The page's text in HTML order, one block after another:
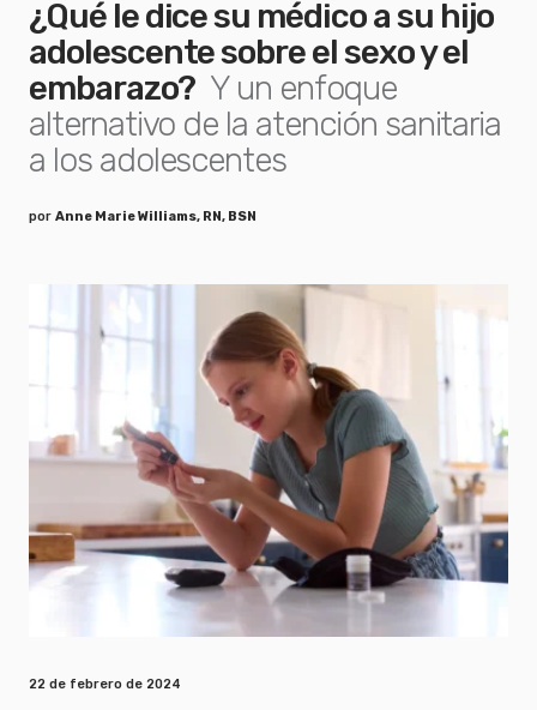
¿Qué le dice su médico a su hijo
adolescente sobre el sexo y el
embarazo? Y un enfoque
alternativo de la atención sanitaria
a los adolescentes
por Anne Marie Williams, RN, BSN
22 de febrero de 2024